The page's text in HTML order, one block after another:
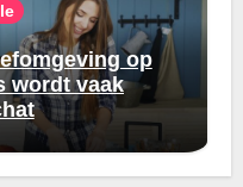
op
wordt vaak